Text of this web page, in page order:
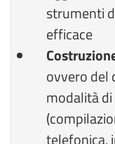
strumenti
efficace
ovvero del
modalità
telefonica,